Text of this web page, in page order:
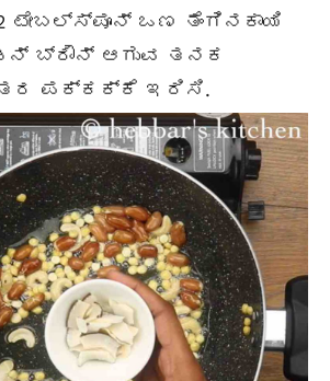
ಟೇಬಲ್ಸ್ಪೂನ್ ಒಣ ತೆಂಗಿನಕಾಯಿ
ಬ್ರೌನ್ ಆಗುವ ತನಕ
ಪಕ್ಕಕ್ಕೆ ಇರಿಸಿ.